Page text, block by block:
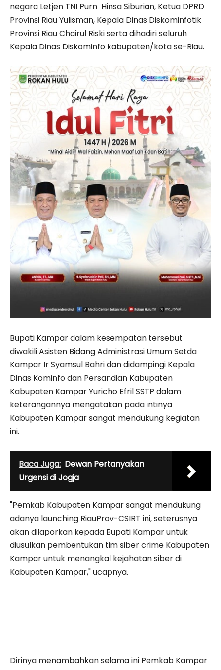
negara Letjen TNI Purn Hinsa Siburian, Ketua DPRD
Provinsi Riau Yulisman, Kepala Dinas Diskominfotik
Provinsi Riau Chairul Riski serta dihadiri seluruh
Kepala Dinas Diskominfo kabupaten/kota se-Riau.
Bupati Kampar dalam kesempatan tersebut
diwakili Asisten Bidang Administrasi Umum Setda
Kampar Ir Syamsul Bahri dan didampingi Kepala
Dinas Kominfo dan Persandian Kabupaten
Kabupaten Kampar Yuricho Efril SSTP dalam
keterangannya mengatakan pada intinya
Kabupaten Kampar sangat mendukung kegiatan
ini.
Baca Juga: Dewan Pertanyakan
Urgensi di Jogja
"Pemkab Kabupaten Kampar sangat mendukung
adanya launching RiauProv-CSIRT ini, seterusnya
akan dilaporkan kepada Bupati Kampar untuk
diusulkan pembentukan tim siber crime Kabupaten
Kampar untuk menangkal kejahatan siber di
Kabupaten Kampar," ucapnya.
Dirinya menambahkan selama ini Pemkab Kampar